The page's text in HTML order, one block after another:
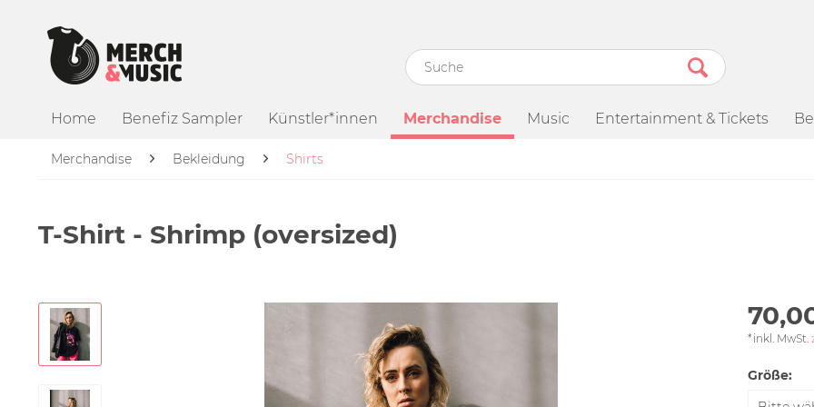
Home Benefiz Sampler Künstler*innen Merchandise Music Entertainment & Tickets
Merchandise Bekleidung Shirts
T-Shirt - Shrimp (oversized)
*inkl. MwSt.
Größe: